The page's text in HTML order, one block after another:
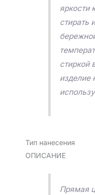
яркости
стирать
стиркой
изделие
Тип нанесения
ОПИСАНИЕ
Прямая